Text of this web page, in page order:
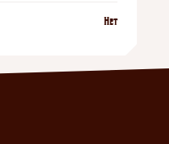
Нет